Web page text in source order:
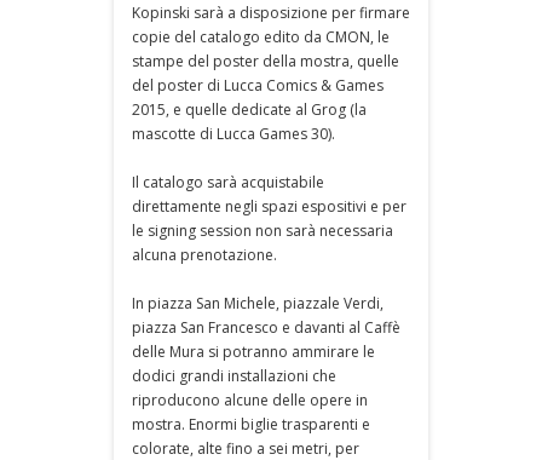
Kopinski sarà a disposizione per firmare
copie del catalogo edito da CMON, le
stampe del poster della mostra, quelle
del poster di Lucca Comics & Games
2015, e quelle dedicate al Grog (la
mascotte di Lucca Games 30).
Il catalogo sarà acquistabile
direttamente negli spazi espositivi e per
le signing session non sarà necessaria
alcuna prenotazione.
In piazza San Michele, piazzale Verdi,
piazza San Francesco e davanti al Caffè
delle Mura si potranno ammirare le
dodici grandi installazioni che
riproducono alcune delle opere in
mostra. Enormi biglie trasparenti e
colorate, alte fino a sei metri, per